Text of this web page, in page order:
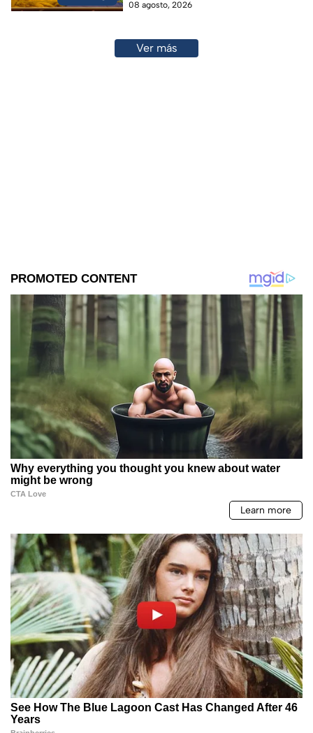
08 agosto, 2026
Ver más